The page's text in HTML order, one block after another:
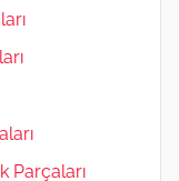
Parçaları